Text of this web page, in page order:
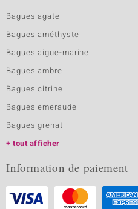
Bagues agate
Bagues améthyste
Bagues aigue-marine
Bagues ambre
Bagues citrine
Bagues emeraude
Bagues grenat
tout afficher
Information de paiement